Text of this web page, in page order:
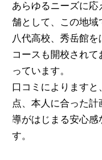
あらゆるニーズに
舗として、この地域
八代高校、秀岳館
コースも開校され
っています。
口コミによります
点、本人に合った
導がはじまる安心感
す。